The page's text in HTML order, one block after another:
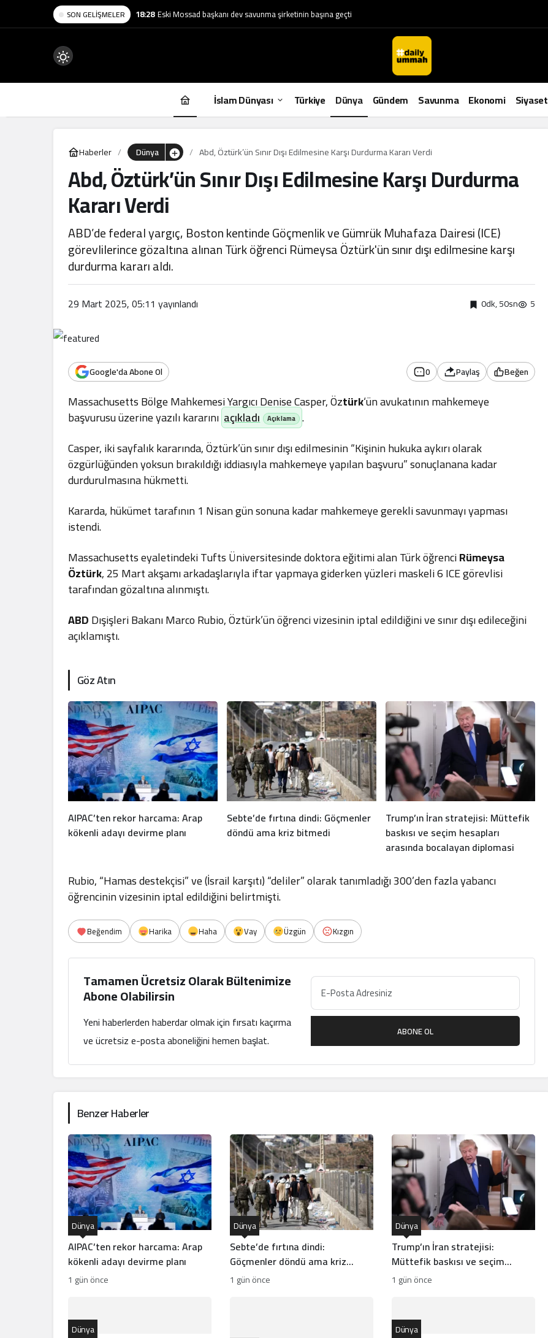
SON GELIŞMELER 18:28 Eski Mossad başkanı dev savunma şirketinin başına geçti
Mod
değiştir
İslam Dünyası Türkiye Dünya Gündem Savunma Ekonomi Siyaset
Haberler Dünya Abd, Öztürk’ün Sınır Dışı Edilmesine Karşı Durdurma Kararı Verdi
Abd, Öztürk’ün Sınır Dışı Edilmesine Karşı Durdurma
Kararı Verdi
ABD’de federal yargıç, Boston kentinde Göçmenlik ve Gümrük Muhafaza Dairesi (ICE)
görevlilerince gözaltına alınan Türk öğrenci Rümeysa Öztürk'ün sınır dışı edilmesine karşı
durdurma kararı aldı.
29 Mart 2025, 05:11 yayınlandı 0dk, 50sn 5
Google'da Abone Ol 0 Paylaş Beğen
Massachusetts Bölge Mahkemesi Yargıcı Denise Casper, Öztürk‘ün avukatının mahkemeye
başvurusu üzerine yazılı kararını açıkladı
.
Casper, iki sayfalık kararında, Öztürk’ün sınır dışı edilmesinin “Kişinin hukuka aykırı olarak
özgürlüğünden yoksun bırakıldığı iddiasıyla mahkemeye yapılan başvuru” sonuçlanana kadar
durdurulmasına hükmetti.
Kararda, hükümet tarafının 1 Nisan gün sonuna kadar mahkemeye gerekli savunmayı yapması
istendi.
Massachusetts eyaletindeki Tufts Üniversitesinde doktora eğitimi alan Türk öğrenciRümeysa
Öztürk, 25 Mart akşamı arkadaşlarıyla iftar yapmaya giderken yüzleri maskeli 6 ICE görevlisi
tarafından gözaltına alınmıştı.
ABDDışişleri Bakanı Marco Rubio, Öztürk’ün öğrenci vizesinin iptal edildiğini ve sınır dışı edileceğini
açıklamıştı.
Göz Atın
AIPAC’ten rekor harcama: Arap
kökenli adayı devirme planı
Sebte’de fırtına dindi: Göçmenler
döndü ama kriz bitmedi
Trump’ın İran stratejisi: Müttefik
baskısı ve seçim hesapları
arasında bocalayan diplomasi
Rubio, “Hamas destekçisi” ve (İsrail karşıtı) “deliler” olarak tanımladığı 300’den fazla yabancı
öğrencinin vizesinin iptal edildiğini belirtmişti.
Beğendim Harika Haha Vay Üzgün Kızgın
Tamamen Ücretsiz Olarak Bültenimize
Abone Olabilirsin
Yeni haberlerden haberdar olmak için fırsatı kaçırma
ve ücretsiz e-posta aboneliğini hemen başlat.
ABONE OL
Benzer Haberler
AIPAC’ten rekor harcama: Arap
kökenli adayı devirme planı
Dünya
1 gün önce
Sebte’de fırtına dindi:
Göçmenler döndü ama kriz
bitmedi
Dünya
1 gün önce
Trump’ın İran stratejisi:
Müttefik baskısı ve seçim
hesapları arasında bocalayan
diplomasi
Dünya
1 gün önce
Dünya Dünya